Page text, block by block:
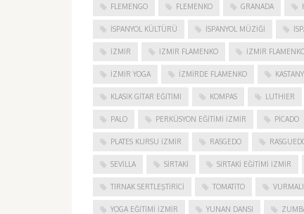
FLEMENGO FLEMENKO GRANADA
İSPANYOL KÜLTÜRÜ İSPANYOL MÜZIĞI
IZMIR IZMIR FLAMENKO İZMIR
İZMIR YOGA IZMIRDE FLAMENKO
KLASIK GITAR EĞITIMI KOMPAS LUTHIER
PALO PERKÜSYON EĞITIMI İZMIR PICADO
PLATES KURSU İZMIR RASGEDO
SEVILLA SIRTAKI SIRTAKI EĞITIMI İZMIR
TIRNAK SERTLEŞTIRICI TOMATITO
YOGA EĞITIMI İZMIR YUNAN DANSI